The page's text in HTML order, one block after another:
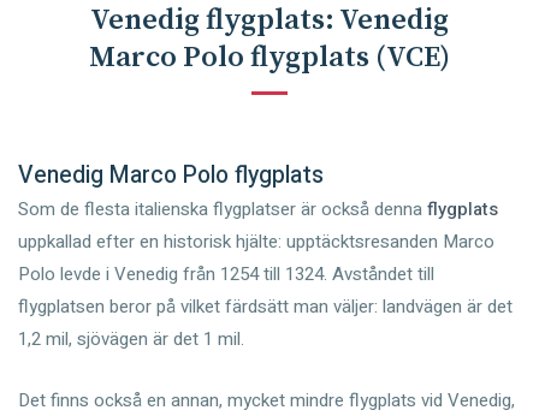
Venedigflygplats: Venedig
Marco Polo flygplats (VCE)
Venedig Marco Polo flygplats
Som de flesta italienska flygplatser är också dennaflygplats
uppkallad efter en historisk hjälte: upptäcktsresanden Marco
Polo levde i Venedig från 1254 till 1324. Avståndet till
flygplatsen beror på vilket färdsätt man väljer: landvägen är det
1,2 mil, sjövägen är det 1 mil.
Det finns också en annan, mycket mindre flygplats vid Venedig,